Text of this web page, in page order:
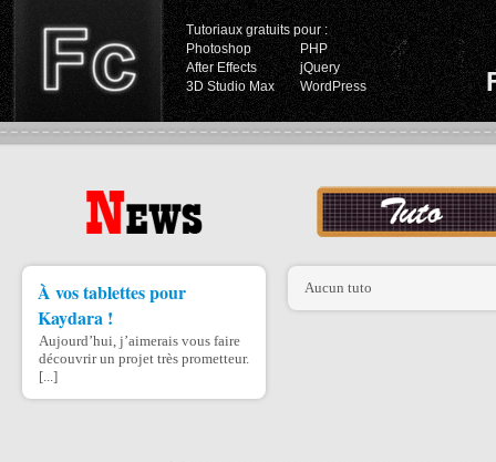
Tutoriaux gratuits pour :
Photoshop
PHP
After Effects
jQuery
3D Studio Max
WordPress
À vos tablettes pour
Kaydara !
Aujourd’hui, j’aimerais vous faire
découvrir un projet très prometteur.
[...]
Aucun tuto